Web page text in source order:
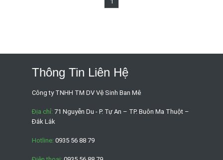
Thông Tin Liên Hệ
Công ty TNHH TM DV Vệ Sinh Ban Mê
Địa chỉ: 71 Nguyễn Du - P. Tự An – TP. Buôn Ma Thuột –
Đắk Lắk
Hotline: 0935 56 88 79